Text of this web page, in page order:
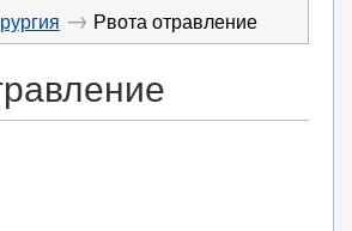
→ Рвота отравление